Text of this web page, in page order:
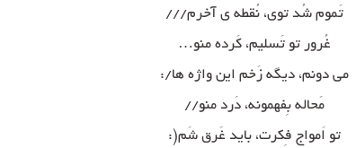
تَموم شُد توی، نُقطه ی آخرم///
غُرور تو تَسلیم، کَرده منو…
می دونم، دیگه زَخم این واژه ها/:
مَحاله بِفهمونه، دَرد منو//
تو اَمواج فِکرت، باید غَرق شَم(: